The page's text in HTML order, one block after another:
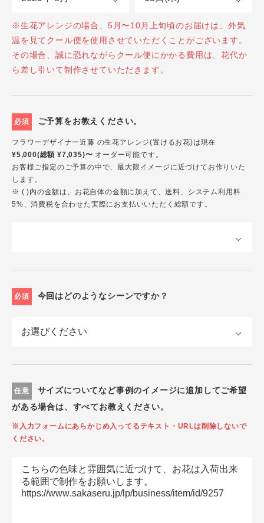
※生花アレンジの場合、5月〜10月上旬頃のお届けは、外気
温を見てクール便を使用させていただくことがございます。
その場合、誠に恐れながらクール便にかかる費用は、花代か
ら差し引いて制作させていただきます。
必須 ご予算をお教えください。
フラワーデザイナー近藤 の生花アレンジ(置けるお花)は現在
¥5,000(総額 ¥7,035)〜 オーダー可能です。
お客様ご指定のご予算の中で、最大限イメージに近づけてお作りいた
します。
※ ( )内の金額は、お花自体の金額に加えて、送料、システム利用料
5%、消費税を合わせた実際にお支払いいただく総額です。
必須 今回はどのようなシーンですか？
任意
サイズについてなど事例のイメージに追加してご希望
がある場合は、すべてお教えください。
※入力フォームにあらかじめ入ってるテキスト・URLは削除しないで
ください。